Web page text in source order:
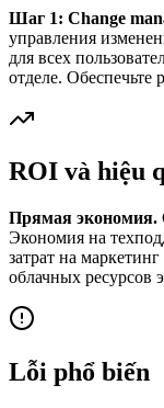
Шаг 1: Change
управления
для всех
отделе.
ROI và hiệu
Прямая экономия.
Экономия на
затрат на
облачных ресурсов
Lỗi phổ biến